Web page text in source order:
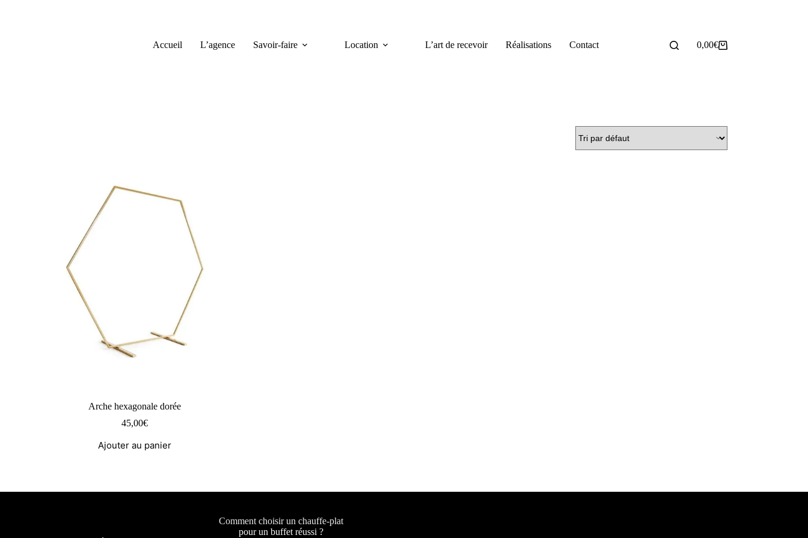
Accueil
L’agence Savoir-faire Location L’art de recevoir Réalisations Contact
Panier
0,00€
Arche hexagonale dorée
45,00€
Ajouter au panier
Comment choisir un chauffe-plat
pour un buffet réussi ?